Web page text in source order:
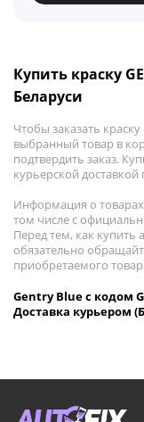
Купить краску
Беларуси
Чтобы заказать
выбранный товар в
подтвердить заказ.
курьерской доставкой
Информация о
том числе с
Перед тем, как купить
обязательно
приобретаемого
Gentry Blue с кодом
Доставка курьером